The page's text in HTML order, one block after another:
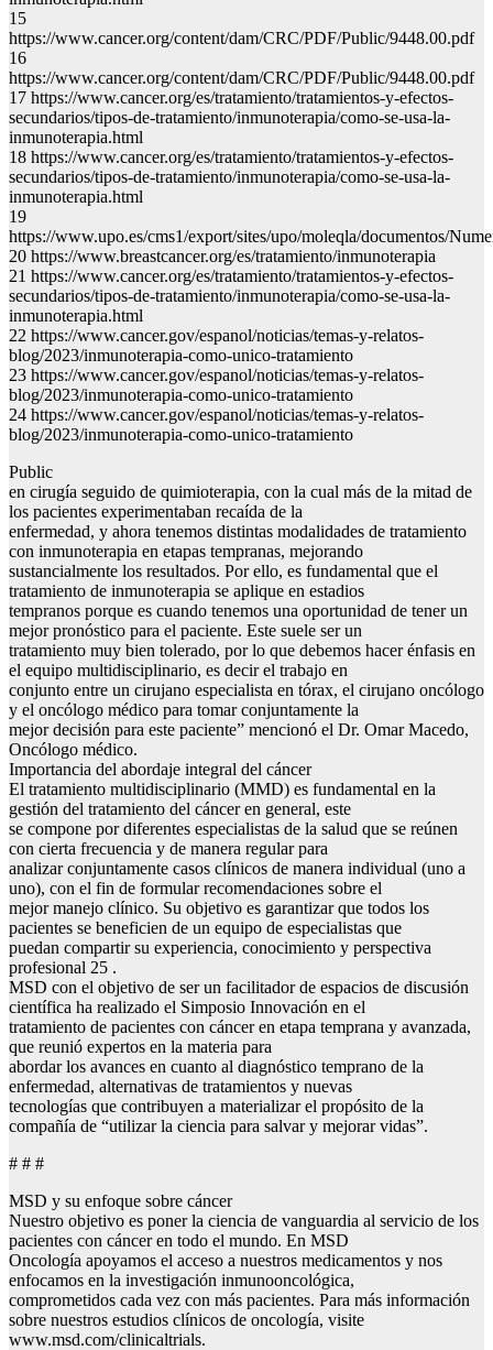
15
https://www.cancer.org/content/dam/CRC/PDF/Public/9448.00.pdf
16
https://www.cancer.org/content/dam/CRC/PDF/Public/9448.00.pdf
17 https://www.cancer.org/es/tratamiento/tratamientos-y-efectos-
secundarios/tipos-de-tratamiento/inmunoterapia/como-se-usa-la-
inmunoterapia.html
18 https://www.cancer.org/es/tratamiento/tratamientos-y-efectos-
secundarios/tipos-de-tratamiento/inmunoterapia/como-se-usa-la-
inmunoterapia.html
19
https://www.upo.es/cms1/export/sites/upo/moleqla/documentos/
20 https://www.breastcancer.org/es/tratamiento/inmunoterapia
21 https://www.cancer.org/es/tratamiento/tratamientos-y-efectos-
secundarios/tipos-de-tratamiento/inmunoterapia/como-se-usa-la-
inmunoterapia.html
22 https://www.cancer.gov/espanol/noticias/temas-y-relatos-
blog/2023/inmunoterapia-como-unico-tratamiento
23 https://www.cancer.gov/espanol/noticias/temas-y-relatos-
blog/2023/inmunoterapia-como-unico-tratamiento
24 https://www.cancer.gov/espanol/noticias/temas-y-relatos-
blog/2023/inmunoterapia-como-unico-tratamiento
Public
en cirugía seguido de quimioterapia, con la cual más de la mitad de
los pacientes experimentaban recaída de la
enfermedad, y ahora tenemos distintas modalidades de tratamiento
con inmunoterapia en etapas tempranas, mejorando
sustancialmente los resultados. Por ello, es fundamental que el
tratamiento de inmunoterapia se aplique en estadios
tempranos porque es cuando tenemos una oportunidad de tener un
mejor pronóstico para el paciente. Este suele ser un
tratamiento muy bien tolerado, por lo que debemos hacer énfasis en
el equipo multidisciplinario, es decir el trabajo en
conjunto entre un cirujano especialista en tórax, el cirujano oncólogo
y el oncólogo médico para tomar conjuntamente la
mejor decisión para este paciente” mencionó el Dr. Omar Macedo,
Oncólogo médico.
Importancia del abordaje integral del cáncer
El tratamiento multidisciplinario (MMD) es fundamental en la
gestión del tratamiento del cáncer en general, este
se compone por diferentes especialistas de la salud que se reúnen
con cierta frecuencia y de manera regular para
analizar conjuntamente casos clínicos de manera individual (uno a
uno), con el fin de formular recomendaciones sobre el
mejor manejo clínico. Su objetivo es garantizar que todos los
pacientes se beneficien de un equipo de especialistas que
puedan compartir su experiencia, conocimiento y perspectiva
profesional 25 .
MSD con el objetivo de ser un facilitador de espacios de discusión
científica ha realizado el Simposio Innovación en el
tratamiento de pacientes con cáncer en etapa temprana y avanzada,
que reunió expertos en la materia para
abordar los avances en cuanto al diagnóstico temprano de la
enfermedad, alternativas de tratamientos y nuevas
tecnologías que contribuyen a materializar el propósito de la
compañía de “utilizar la ciencia para salvar y mejorar vidas”.
# # #
MSD y su enfoque sobre cáncer
Nuestro objetivo es poner la ciencia de vanguardia al servicio de los
pacientes con cáncer en todo el mundo. En MSD
Oncología apoyamos el acceso a nuestros medicamentos y nos
enfocamos en la investigación inmunooncológica,
comprometidos cada vez con más pacientes. Para más información
sobre nuestros estudios clínicos de oncología, visite
www.msd.com/clinicaltrials.